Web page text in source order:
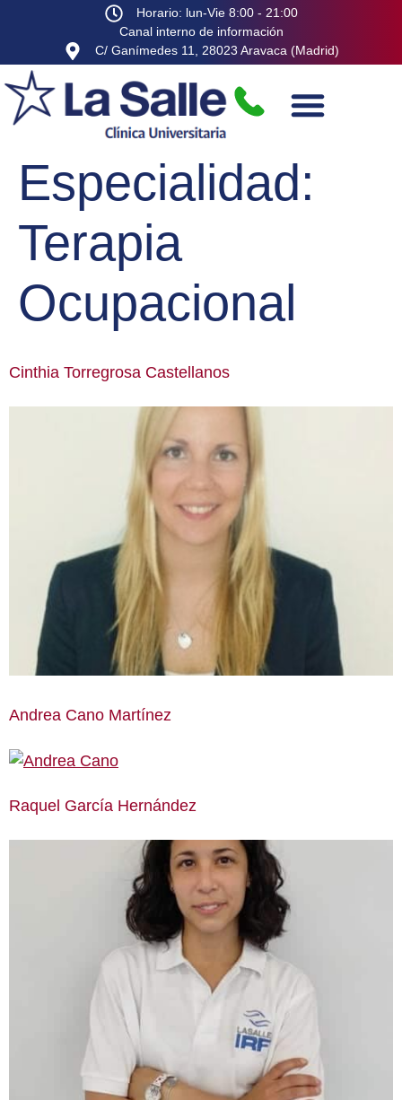
Horario: lun-Vie 8:00 - 21:00
Canal interno de información
C/ Ganímedes 11, 28023 Aravaca (Madrid)
Especialidad:
Terapia
Ocupacional
Cinthia Torregrosa Castellanos
Andrea Cano Martínez
Raquel García Hernández